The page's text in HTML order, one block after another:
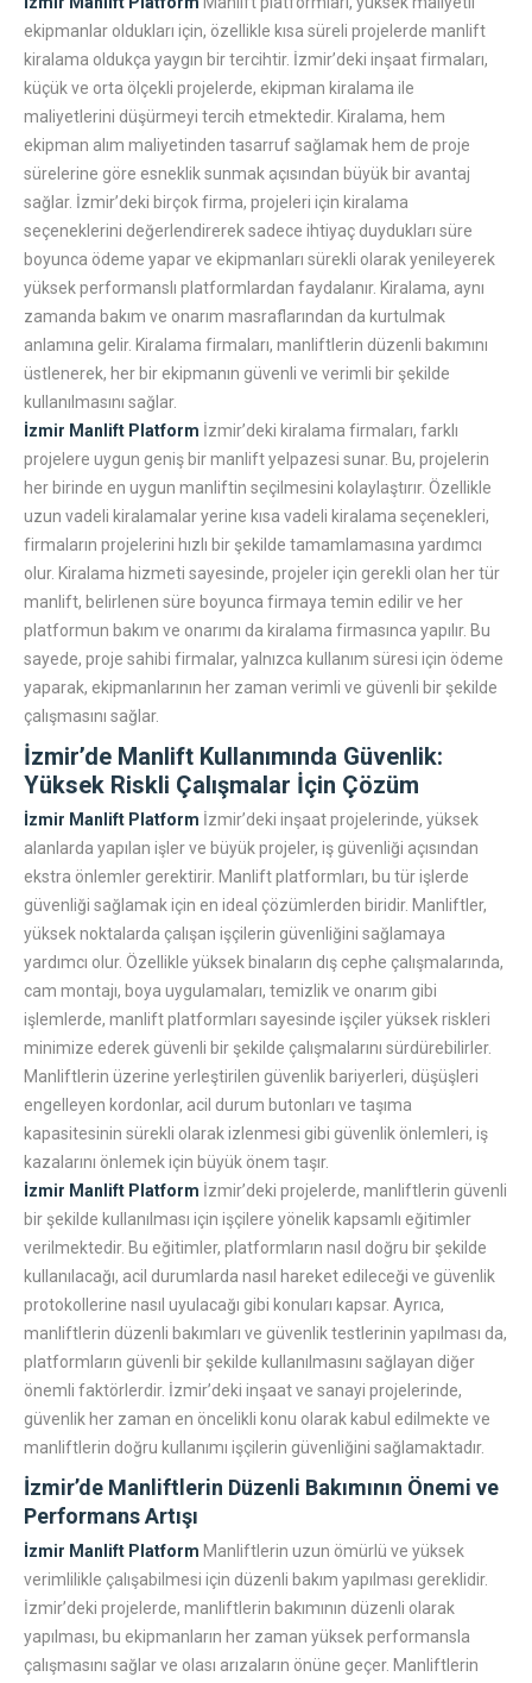
ekipmanlar oldukları için, özellikle kısa süreli projelerde manlift
kiralama oldukça yaygın bir tercihtir. İzmir’deki inşaat firmaları,
küçük ve orta ölçekli projelerde, ekipman kiralama ile
maliyetlerini düşürmeyi tercih etmektedir. Kiralama, hem
ekipman alım maliyetinden tasarruf sağlamak hem de proje
sürelerine göre esneklik sunmak açısından büyük bir avantaj
sağlar. İzmir’deki birçok firma, projeleri için kiralama
seçeneklerini değerlendirerek sadece ihtiyaç duydukları süre
boyunca ödeme yapar ve ekipmanları sürekli olarak yenileyerek
yüksek performanslı platformlardan faydalanır. Kiralama, aynı
zamanda bakım ve onarım masraflarından da kurtulmak
anlamına gelir. Kiralama firmaları, manliftlerin düzenli bakımını
üstlenerek, her bir ekipmanın güvenli ve verimli bir şekilde
kullanılmasını sağlar.
İzmir Manlift Platform İzmir’deki kiralama firmaları, farklı
projelere uygun geniş bir manlift yelpazesi sunar. Bu, projelerin
her birinde en uygun manliftin seçilmesini kolaylaştırır. Özellikle
uzun vadeli kiralamalar yerine kısa vadeli kiralama seçenekleri,
firmaların projelerini hızlı bir şekilde tamamlamasına yardımcı
olur. Kiralama hizmeti sayesinde, projeler için gerekli olan her tür
manlift, belirlenen süre boyunca firmaya temin edilir ve her
platformun bakım ve onarımı da kiralama firmasınca yapılır. Bu
sayede, proje sahibi firmalar, yalnızca kullanım süresi için ödeme
yaparak, ekipmanlarının her zaman verimli ve güvenli bir şekilde
çalışmasını sağlar.
İzmir’de Manlift Kullanımında Güvenlik:
Yüksek Riskli Çalışmalar İçin Çözüm
İzmir Manlift Platform İzmir’deki inşaat projelerinde, yüksek
alanlarda yapılan işler ve büyük projeler, iş güvenliği açısından
ekstra önlemler gerektirir. Manlift platformları, bu tür işlerde
güvenliği sağlamak için en ideal çözümlerden biridir. Manliftler,
yüksek noktalarda çalışan işçilerin güvenliğini sağlamaya
yardımcı olur. Özellikle yüksek binaların dış cephe çalışmalarında,
cam montajı, boya uygulamaları, temizlik ve onarım gibi
işlemlerde, manlift platformları sayesinde işçiler yüksek riskleri
minimize ederek güvenli bir şekilde çalışmalarını sürdürebilirler.
Manliftlerin üzerine yerleştirilen güvenlik bariyerleri, düşüşleri
engelleyen kordonlar, acil durum butonları ve taşıma
kapasitesinin sürekli olarak izlenmesi gibi güvenlik önlemleri, iş
kazalarını önlemek için büyük önem taşır.
İzmir Manlift Platform İzmir’deki projelerde, manliftlerin güvenli
bir şekilde kullanılması için işçilere yönelik kapsamlı eğitimler
verilmektedir. Bu eğitimler, platformların nasıl doğru bir şekilde
kullanılacağı, acil durumlarda nasıl hareket edileceği ve güvenlik
protokollerine nasıl uyulacağı gibi konuları kapsar. Ayrıca,
manliftlerin düzenli bakımları ve güvenlik testlerinin yapılması da,
platformların güvenli bir şekilde kullanılmasını sağlayan diğer
önemli faktörlerdir. İzmir’deki inşaat ve sanayi projelerinde,
güvenlik her zaman en öncelikli konu olarak kabul edilmekte ve
manliftlerin doğru kullanımı işçilerin güvenliğini sağlamaktadır.
İzmir’de Manliftlerin Düzenli Bakımının Önemi ve
Performans Artışı
İzmir Manlift Platform Manliftlerin uzun ömürlü ve yüksek
verimlilikle çalışabilmesi için düzenli bakım yapılması gereklidir.
İzmir’deki projelerde, manliftlerin bakımının düzenli olarak
yapılması, bu ekipmanların her zaman yüksek performansla
çalışmasını sağlar ve olası arızaların önüne geçer. Manliftlerin